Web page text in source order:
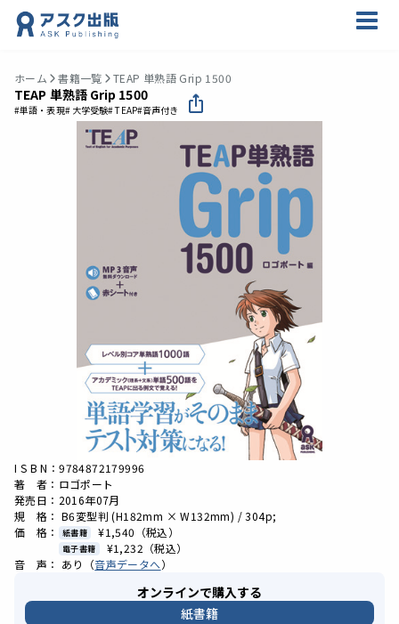
ホーム 書籍一覧 TEAP 単熟語 Grip 1500
TEAP 単熟語 Grip 1500
#単語・表現# 大学受験# TEAP#音声付き
I S B N：9784872179996
著 者：ロゴポート
発売日：2016年07月
規 格： B6変型判 (H182mm × W132mm) / 304p;
価 格：
紙書籍 ¥1,540 （税込）
電子書籍 ¥1,232 （税込）
音 声： あり（音声データへ）
オンラインで購入する
紙書籍